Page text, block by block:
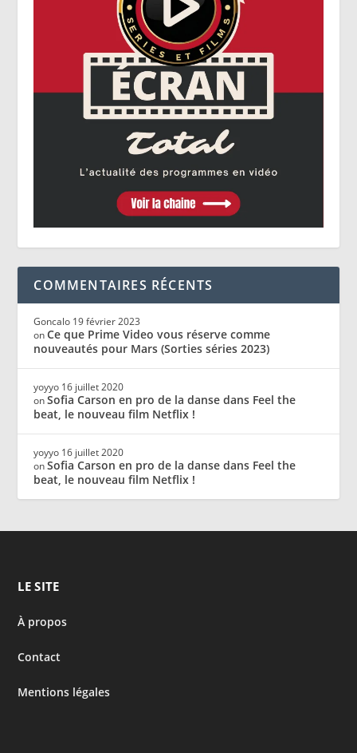
COMMENTAIRES RÉCENTS
Goncalo 19 février 2023
onCe que Prime Video vous réserve comme
nouveautés pour Mars (Sorties séries 2023)
yoyyo 16 juillet 2020
onSofia Carson en pro de la danse dans Feel the
beat, le nouveau film Netflix !
yoyyo 16 juillet 2020
onSofia Carson en pro de la danse dans Feel the
beat, le nouveau film Netflix !
LE SITE
À propos
Contact
Mentions légales